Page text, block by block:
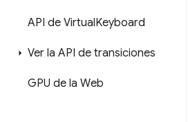
API de VirtualKeyboard
Ver la API de transiciones
GPU de la Web